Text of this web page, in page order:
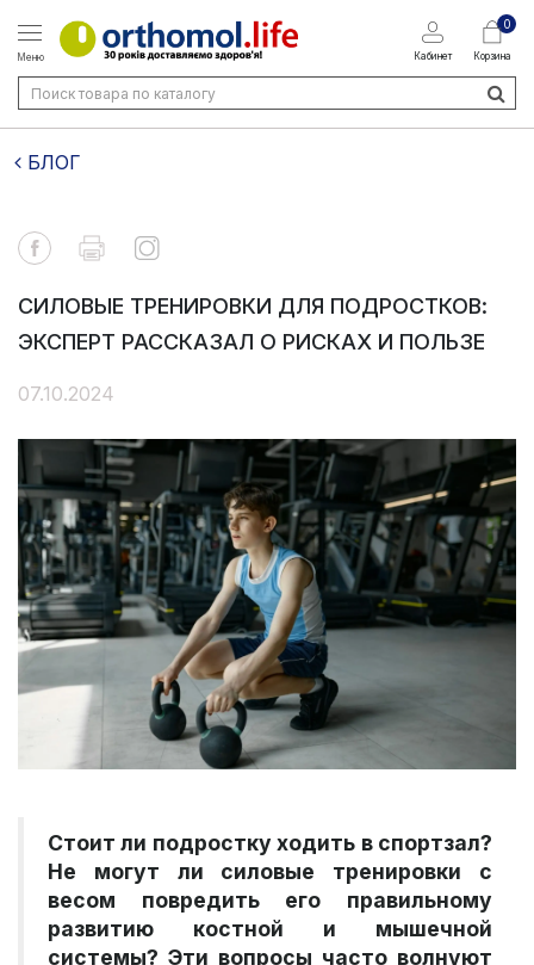
Меню Кабинет
0
Корзина
БЛОГ
СИЛОВЫЕ ТРЕНИРОВКИ ДЛЯ ПОДРОСТКОВ:
ЭКСПЕРТ РАССКАЗАЛ О РИСКАХ И ПОЛЬЗЕ
07.10.2024
Стоит ли подростку ходить в спортзал?
Не могут ли силовые тренировки с
весом повредить его правильному
развитию костной и мышечной
системы? Эти вопросы часто волнуют